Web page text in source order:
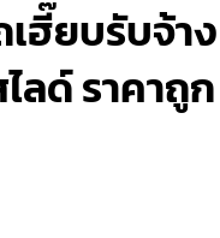
ฮี๊ยบรับจ้า
ลด์ ราคาถูก